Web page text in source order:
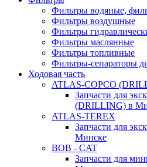
Фильтры водяные,
Фильтры воздушные
Фильтры
Фильтры маслянные
Фильтры топливные
Фильтры-сепараторы
Ходовая часть
ATLAS-COPCO
Запчасти для
(DRILLING) в
ATLAS-TEREX
Запчасти для
Минске
BOB - CAT
Запчасти для